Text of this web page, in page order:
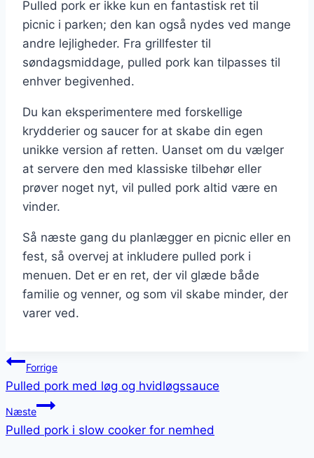
Pulled pork er ikke kun en fantastisk ret til
picnic i parken; den kan også nydes ved mange
andre lejligheder. Fra grillfester til
søndagsmiddage, pulled pork kan tilpasses til
enhver begivenhed.
Du kan eksperimentere med forskellige
krydderier og saucer for at skabe din egen
unikke version af retten. Uanset om du vælger
at servere den med klassiske tilbehør eller
prøver noget nyt, vil pulled pork altid være en
vinder.
Så næste gang du planlægger en picnic eller en
fest, så overvej at inkludere pulled pork i
menuen. Det er en ret, der vil glæde både
familie og venner, og som vil skabe minder, der
varer ved.
Indlægsnavigation
Forrige
Pulled pork med løg og hvidløgssauce
Næste
Pulled pork i slow cooker for nemhed